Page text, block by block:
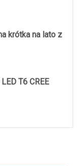
krótka na lato z
T6 CREE